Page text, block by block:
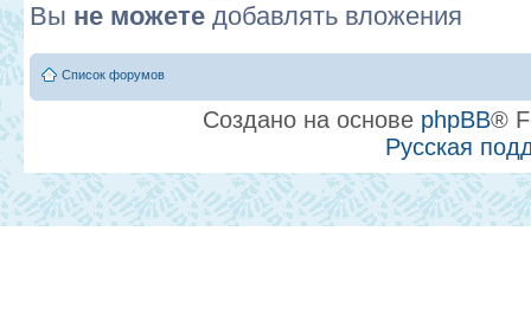
Вы не можете добавлять вложения
Список форумов
Создано на основе phpBB®
Русская